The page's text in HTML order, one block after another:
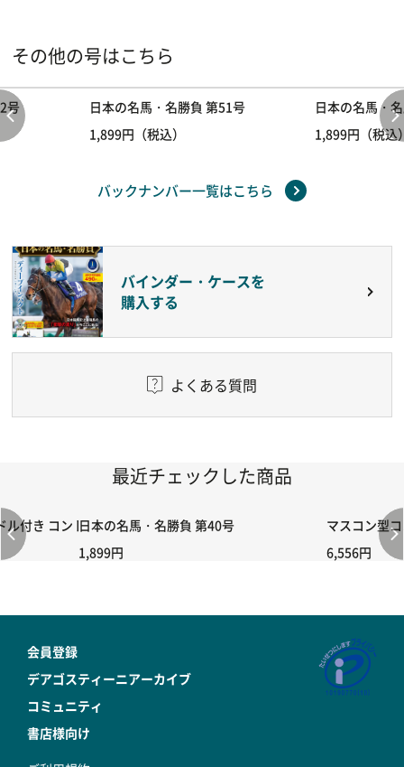
その他の号はこちら
号
日本の名馬・名勝負 第51号
1,899円（税込）
日本の名馬・
1,899円（税込
バックナンバー一覧はこちら
バインダー・ケースを
購入する
よくある質問
最近チェックした商品
付き コントローラー＆ポイント切り替えスイッチRC-02/C002 /
日本の名馬・名勝負 第40号
1,899円
マスコン型
6,556円
会員登録
デアゴスティーニアーカイブ
コミュニティ
書店様向け